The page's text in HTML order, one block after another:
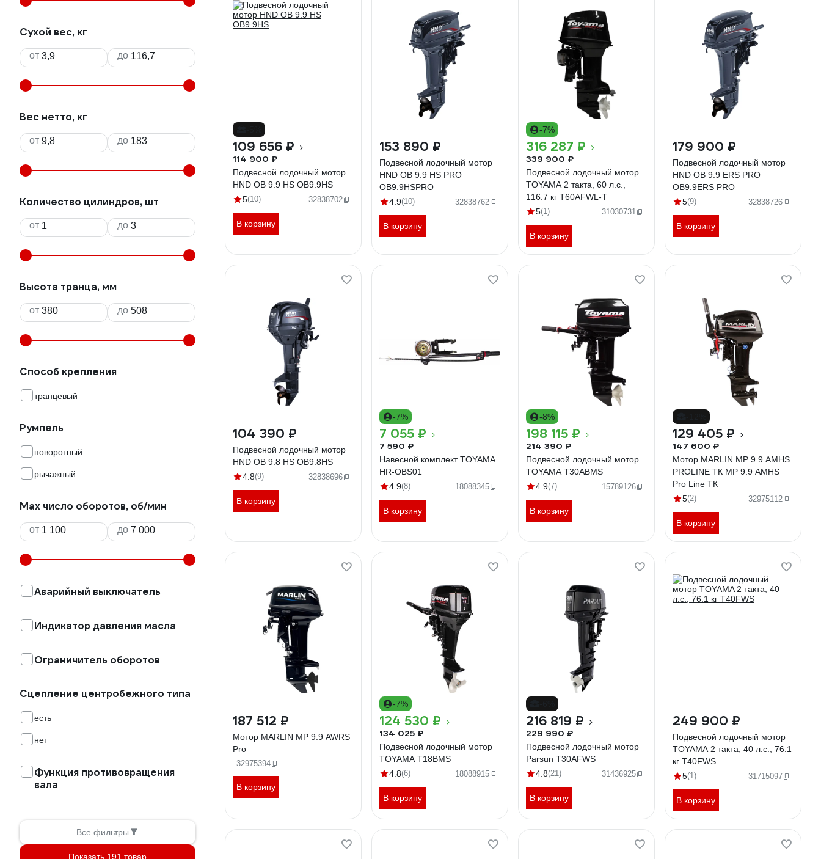
Сухой вес, кг
от до
Вес нетто, кг
от до
Количество цилиндров, шт
от до
Высота транца, мм
от до
Способ крепления
транцевый
Румпель
поворотный
рычажный
Max число оборотов, об/мин
от до
Аварийный выключатель
Индикатор давления масла
Ограничитель оборотов
Сцепление центробежного типа
есть
нет
Функция противовращения
вала
Все фильтры
Показать 191 товар
109 656 ₽
114 900 ₽
Подвесной лодочный мотор
HND OB 9.9 HS OB9.9HS
5(10) 32838702
В корзину
153 890 ₽
Подвесной лодочный мотор
HND OB 9.9 HS PRO
OB9.9HSPRO
4.9(10) 32838762
В корзину
-7%
316 287 ₽
339 900 ₽
Подвесной лодочный мотор
TOYAMA 2 такта, 60 л.с.,
116.7 кг T60AFWL-T
5(1) 31030731
В корзину
179 900 ₽
Подвесной лодочный мотор
HND OB 9.9 ERS PRO
OB9.9ERS PRO
5(9) 32838726
В корзину
104 390 ₽
Подвесной лодочный мотор
HND OB 9.8 HS OB9.8HS
4.8(9) 32838696
В корзину
-7%
7 055 ₽
7 590 ₽
Навесной комплект TOYAMA
HR-OBS01
4.9(8) 18088345
В корзину
-8%
198 115 ₽
214 390 ₽
Подвесной лодочный мотор
TOYAMA T30ABMS
4.9(7) 15789126
В корзину
129 405 ₽
147 600 ₽
Мотор MARLIN MP 9.9 AMHS
PROLINE ТК MP 9.9 AMHS
Pro Line ТК
5(2) 32975112
В корзину
187 512 ₽
Мотор MARLIN MP 9.9 AWRS
Pro
32975394
В корзину
-7%
124 530 ₽
134 025 ₽
Подвесной лодочный мотор
TOYAMA T18BMS
4.8(6) 18088915
В корзину
216 819 ₽
229 990 ₽
Подвесной лодочный мотор
Parsun T30AFWS
4.8(21) 31436925
В корзину
249 900 ₽
Подвесной лодочный мотор
TOYAMA 2 такта, 40 л.с., 76.1
кг T40FWS
5(1) 31715097
В корзину